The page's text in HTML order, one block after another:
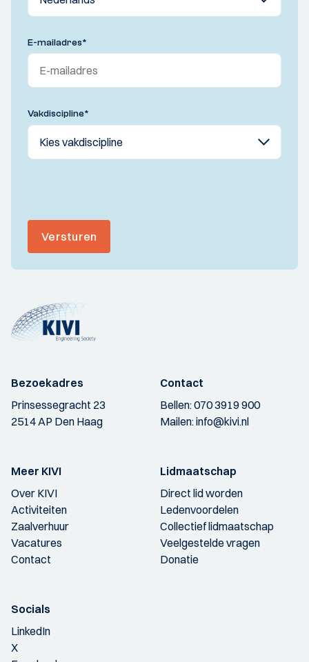
E-mailadres*
Vakdiscipline*
Versturen
Bezoekadres
Prinsessegracht 23
2514 AP Den Haag
Contact
Bellen:070 3919 900
Mailen:info@kivi.nl
Meer KIVI
Over KIVI
Activiteiten
Zaalverhuur
Vacatures
Contact
Lidmaatschap
Direct lid worden
Ledenvoordelen
Collectief lidmaatschap
Veelgestelde vragen
Donatie
Socials
LinkedIn
X